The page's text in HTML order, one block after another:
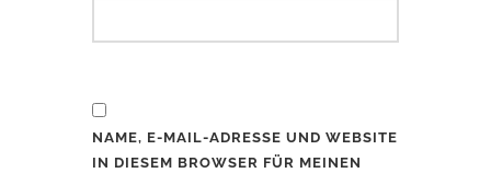
NAME, E-MAIL-ADRESSE UND WEBSITE
IN DIESEM BROWSER FÜR MEINEN